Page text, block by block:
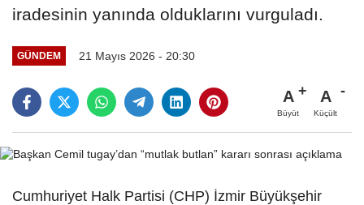
iradesinin yanında olduklarını vurguladı.
GÜNDEM 21 Mayıs 2026 - 20:30
A
Büyüt
A
Küçült
Cumhuriyet Halk Partisi (CHP) İzmir Büyükşehir